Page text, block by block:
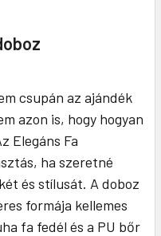
csupán az ajándék
azon is, hogy hogyan
Elegáns Fa
ha szeretné
és stílusát. A doboz
formája kellemes
fa fedél és a PU bőr